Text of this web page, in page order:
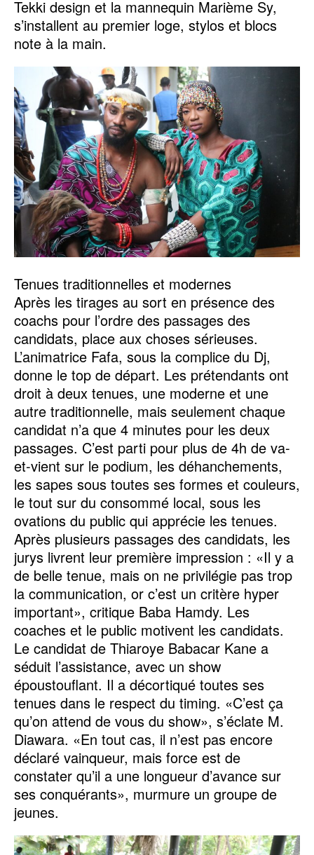
Tekki design et la mannequin Marième Sy,
s’installent au premier loge, stylos et blocs
note à la main.
Tenues traditionnelles et modernes
Après les tirages au sort en présence des
coachs pour l’ordre des passages des
candidats, place aux choses sérieuses.
L’animatrice Fafa, sous la complice du Dj,
donne le top de départ. Les prétendants ont
droit à deux tenues, une moderne et une
autre traditionnelle, mais seulement chaque
candidat n’a que 4 minutes pour les deux
passages. C’est parti pour plus de 4h de va-
et-vient sur le podium, les déhanchements,
les sapes sous toutes ses formes et couleurs,
le tout sur du consommé local, sous les
ovations du public qui apprécie les tenues.
Après plusieurs passages des candidats, les
jurys livrent leur première impression : «Il y a
de belle tenue, mais on ne privilégie pas trop
la communication, or c’est un critère hyper
important», critique Baba Hamdy. Les
coaches et le public motivent les candidats.
Le candidat de Thiaroye Babacar Kane a
séduit l’assistance, avec un show
époustouflant. Il a décortiqué toutes ses
tenues dans le respect du timing. «C’est ça
qu’on attend de vous du show», s’éclate M.
Diawara. «En tout cas, il n’est pas encore
déclaré vainqueur, mais force est de
constater qu’il a une longueur d’avance sur
ses conquérants», murmure un groupe de
jeunes.